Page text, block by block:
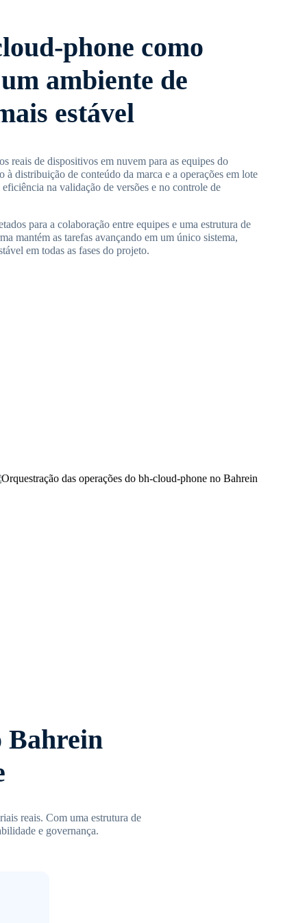
phone como
ambiente de
estável
reais de dispositivos em nuvem para as equipes do
à distribuição de conteúdo da marca e a operações em lote
na validação de versões e no controle de
para a colaboração entre equipes e uma estrutura de
mantém as tarefas avançando em um único sistema,
em todas as fases do projeto.
Bahrein
reais. Com uma estrutura de
e governança.